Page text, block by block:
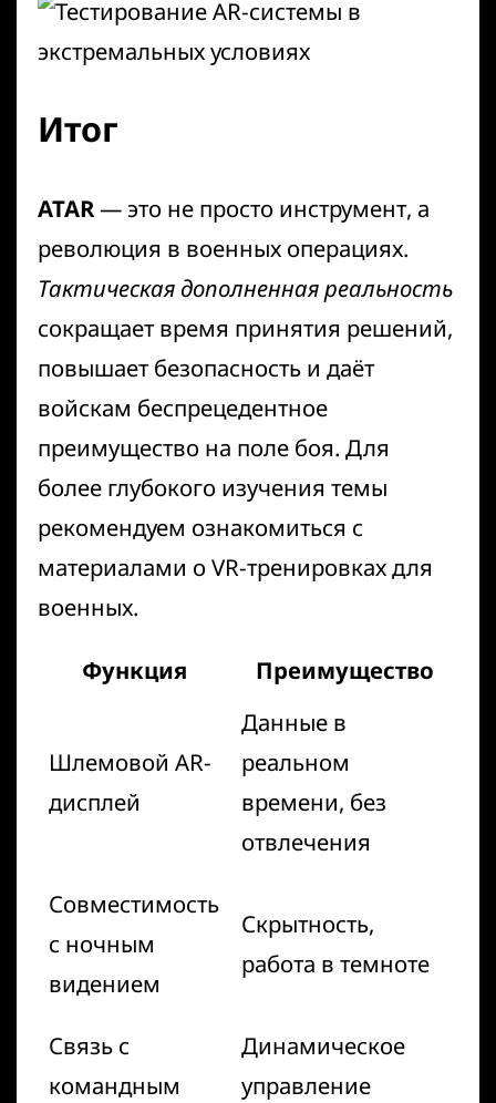
Итог
ATAR— это не просто инструмент, а
революция в военных операциях.
Тактическая дополненная реальность
сокращает время принятия решений,
повышает безопасность и даёт
войскам беспрецедентное
преимущество на поле боя. Для
более глубокого изучения темы
рекомендуем ознакомиться с
материалами оVR-тренировках для
военных.
Функция Преимущество
Шлемовой AR-
дисплей
Данные в
реальном
времени, без
отвлечения
Совместимость
с ночным
видением
Скрытность,
работа в темноте
Связь с
командным
Динамическое
управление